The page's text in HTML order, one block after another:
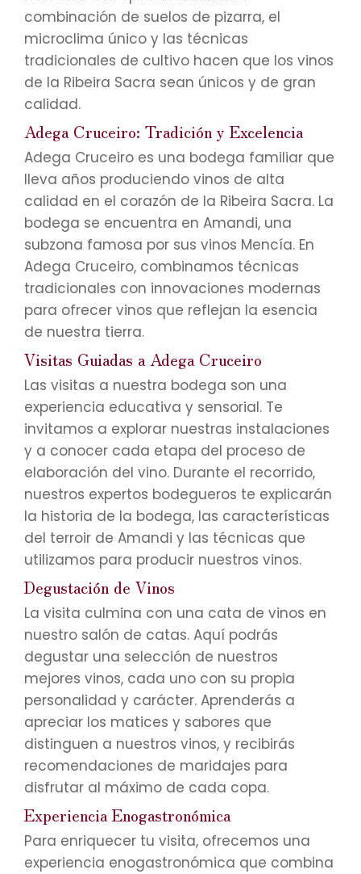
combinación de suelos de pizarra, el
microclima único y las técnicas
tradicionales de cultivo hacen que los vinos
de la Ribeira Sacra sean únicos y de gran
calidad.
Adega Cruceiro: Tradición y Excelencia
Adega Cruceiro es una bodega familiar que
lleva años produciendo vinos de alta
calidad en el corazón de la Ribeira Sacra. La
bodega se encuentra en Amandi, una
subzona famosa por sus vinos Mencía. En
Adega Cruceiro, combinamos técnicas
tradicionales con innovaciones modernas
para ofrecer vinos que reflejan la esencia
de nuestra tierra.
Visitas Guiadas a Adega Cruceiro
Las visitas a nuestra bodega son una
experiencia educativa y sensorial. Te
invitamos a explorar nuestras instalaciones
y a conocer cada etapa del proceso de
elaboración del vino. Durante el recorrido,
nuestros expertos bodegueros te explicarán
la historia de la bodega, las características
del terroir de Amandi y las técnicas que
utilizamos para producir nuestros vinos.
Degustación de Vinos
La visita culmina con una cata de vinos en
nuestro salón de catas. Aquí podrás
degustar una selección de nuestros
mejores vinos, cada uno con su propia
personalidad y carácter. Aprenderás a
apreciar los matices y sabores que
distinguen a nuestros vinos, y recibirás
recomendaciones de maridajes para
disfrutar al máximo de cada copa.
Experiencia Enogastronómica
Para enriquecer tu visita, ofrecemos una
experiencia enogastronómica que combina